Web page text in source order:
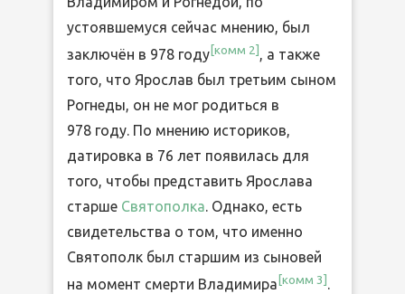
устоявшемуся сейчас мнению, был
заключён в 978 году комм 2 , а также
того, что Ярослав был третьим сыном
Рогнеды, он не мог родиться в
978 году. По мнению историков,
датировка в 76 лет появилась для
того, чтобы представить Ярослава
старше Святополка. Однако, есть
свидетельства о том, что именно
Святополк был старшим из сыновей
на момент смерти Владимира комм 3 .